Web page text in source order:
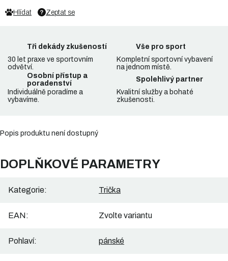
Zeptat se
Hlídat
Tři dekády zkušeností
30 let praxe ve sportovním
odvětví.
Vše pro sport
Kompletní sportovní vybavení
na jednom místě.
Osobní přístup a
poradenství
Individuálně poradíme a
vybavíme.
Spolehlivý partner
Kvalitní služby a bohaté
zkušenosti.
Popis produktu není dostupný
DOPLŇKOVÉ PARAMETRY
Kategorie: Trička
EAN: Zvolte variantu
Pohlaví: pánské